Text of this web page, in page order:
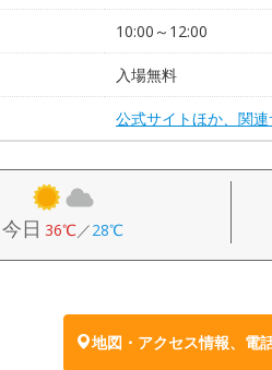
10:00～12:00
入場無料
公式サイトほか、関
今日 36℃／28℃
地図・アクセス情報、電